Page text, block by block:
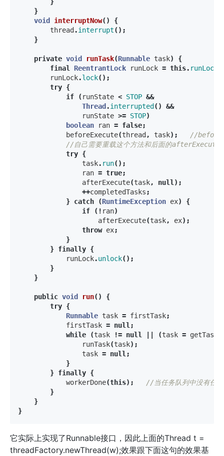
}
void interruptNow()
{
thread.interrupt();
}
private void runTask(Runnable task)
{
final
ReentrantLock runLock = this. runLock
runLock.lock();
try {
if
( runState < STOP &&
Thread.interrupted()
&&
runState >= STOP)
boolean
ran = false;
beforeExecute(thread, task);
//
//自己需要重载这个方法和后面的
try {
task. run();
ran = true;
afterExecute(task, null );
++completedTasks ;
} catch (RuntimeException ex)
{
if
(! ran)
afterExecute(task, ex);
throw ex;
}
} finally {
runLock.unlock();
}
}
public void run()
{
try {
Runnable task = firstTask;
firstTask = null ;
while
(task != null || (task = getTask
runTask(task);
task = null ;
}
} finally {
workerDone(this);
//当任务队列中没
}
}
}
它实际上实现了Runnable接口，因此上面的Thread t =
threadFactory.newThread(w);效果跟下面这句的效果基